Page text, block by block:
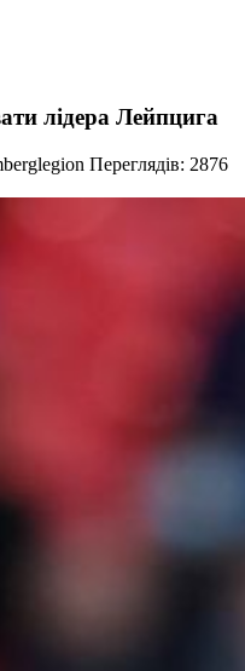
лідера Лейпцига
Переглядів: 2876